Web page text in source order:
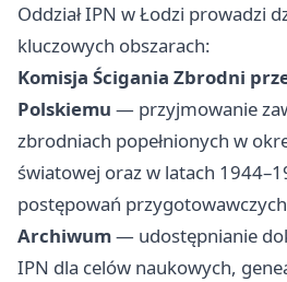
Oddział IPN w Łodzi prowadzi
kluczowych obszarach:
Komisja Ścigania Zbrodni
Polskiemu — przyjmowanie
zbrodniach popełnionych w
światowej oraz w latach
postępowań
Archiwum— udostępnianie
IPN dla celów naukowych,